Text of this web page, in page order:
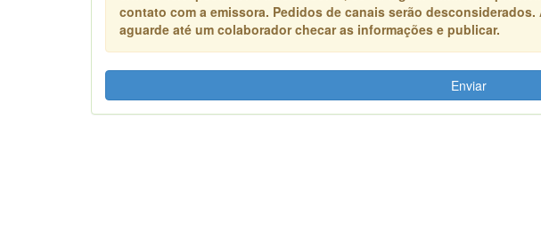
contato com a emissora. Pedidos de canais serão
aguarde até um colaborador checar as informações e publicar.
Enviar